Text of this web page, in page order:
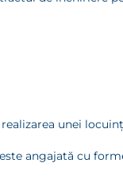
unei
angajată cu